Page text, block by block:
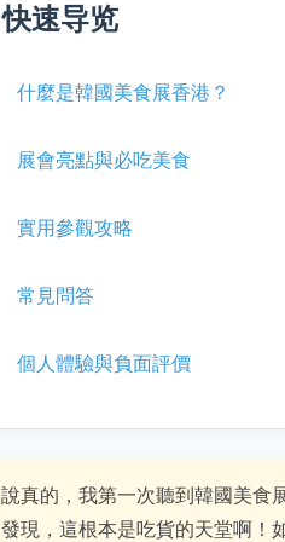
快速导览
什麼是韓國美食展香港？
展會亮點與必吃美食
實用參觀攻略
常見問答
個人體驗與負面評價
說真的，我第一次聽到韓國美食
發現，這根本是吃貨的天堂啊！